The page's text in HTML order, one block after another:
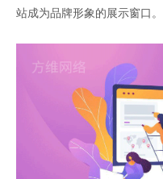
站成为品牌形象的展示窗口。